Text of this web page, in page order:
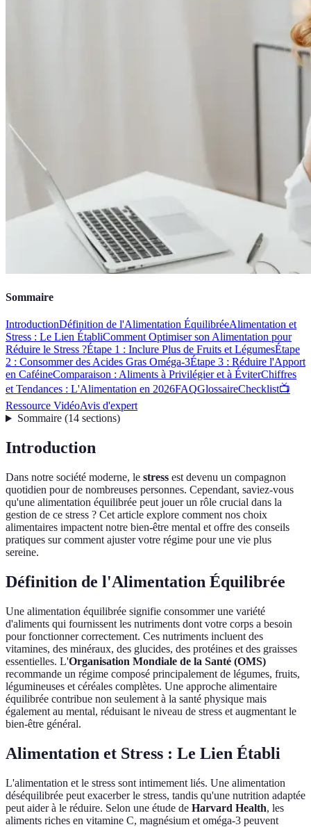
Sommaire
IntroductionDéfinition de l'Alimentation ÉquilibréeAlimentation et
Stress : Le Lien ÉtabliComment Optimiser son Alimentation pour
Réduire le Stress ?Étape 1 : Inclure Plus de Fruits et LégumesÉtape
2 : Consommer des Acides Gras Oméga-3Étape 3 : Réduire l'Apport
en CaféineComparaison : Aliments à Privilégier et à ÉviterChiffres
et Tendances : L'Alimentation en 2026FAQGlossaireChecklist📺
Ressource VidéoAvis d'expert
Sommaire(14 sections)
Introduction
Dans notre société moderne, le stress est devenu un compagnon
quotidien pour de nombreuses personnes. Cependant, saviez-vous
qu'une alimentation équilibrée peut jouer un rôle crucial dans la
gestion de ce stress ? Cet article explore comment nos choix
alimentaires impactent notre bien-être mental et offre des conseils
pratiques sur comment ajuster votre régime pour une vie plus
sereine.
Définition de l'Alimentation Équilibrée
Une alimentation équilibrée signifie consommer une variété
d'aliments qui fournissent les nutriments dont votre corps a besoin
pour fonctionner correctement. Ces nutriments incluent des
vitamines, des minéraux, des glucides, des protéines et des graisses
essentielles. L'Organisation Mondiale de la Santé (OMS)
recommande un régime composé principalement de légumes, fruits,
légumineuses et céréales complètes. Une approche alimentaire
équilibrée contribue non seulement à la santé physique mais
également au mental, réduisant le niveau de stress et augmentant le
bien-être général.
Alimentation et Stress : Le Lien Établi
L'alimentation et le stress sont intimement liés. Une alimentation
déséquilibrée peut exacerber le stress, tandis qu'une nutrition adaptée
peut aider à le réduire. Selon une étude de Harvard Health, les
aliments riches en vitamine C, magnésium et oméga-3 peuvent